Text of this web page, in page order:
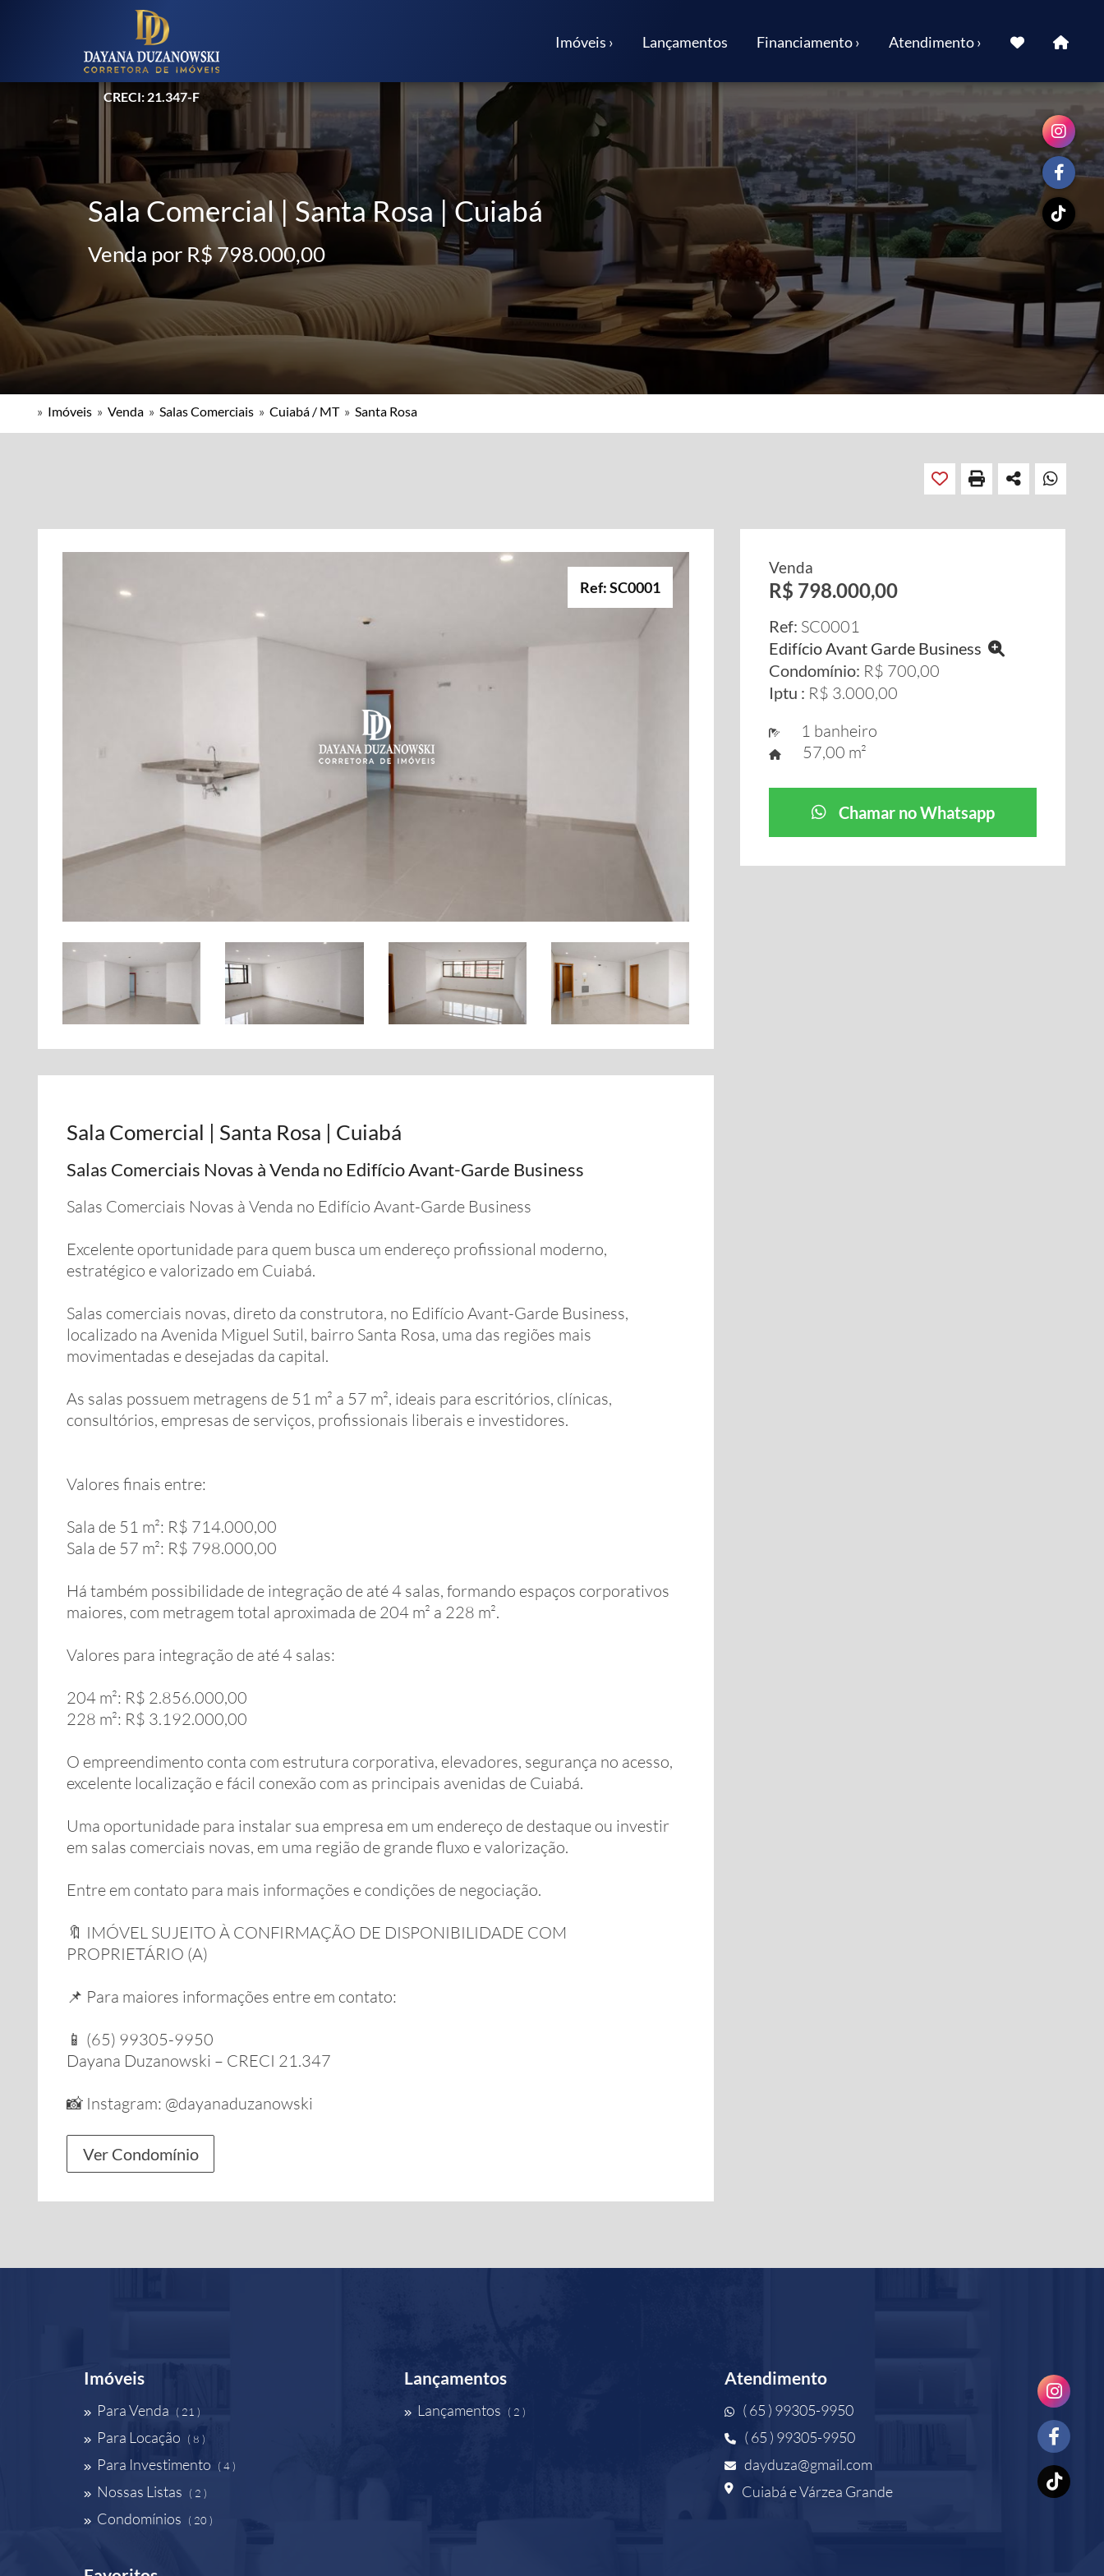
CRECI: 21.347-F
Imóveis › Lançamentos Financiamento › Atendimento ›
Sala Comercial | Santa Rosa | Cuiabá
Venda por R$ 798.000,00
» Imóveis » Venda » Salas Comerciais » Cuiabá / MT» Santa Rosa
Ref: SC0001
Sala Comercial | Santa Rosa | Cuiabá
Salas Comerciais Novas à Venda no Edifício Avant-Garde Business
Salas Comerciais Novas à Venda no Edifício Avant-Garde Business
Excelente oportunidade para quem busca um endereço profissional moderno,
estratégico e valorizado em Cuiabá.
Salas comerciais novas, direto da construtora, no Edifício Avant-Garde Business,
localizado na Avenida Miguel Sutil, bairro Santa Rosa, uma das regiões mais
movimentadas e desejadas da capital.
As salas possuem metragens de 51 m² a 57 m², ideais para escritórios, clínicas,
consultórios, empresas de serviços, profissionais liberais e investidores.
Valores finais entre:
Sala de 51 m²: R$ 714.000,00
Sala de 57 m²: R$ 798.000,00
Há também possibilidade de integração de até 4 salas, formando espaços corporativos
maiores, com metragem total aproximada de 204 m² a 228 m².
Valores para integração de até 4 salas:
204 m²: R$ 2.856.000,00
228 m²: R$ 3.192.000,00
O empreendimento conta com estrutura corporativa, elevadores, segurança no acesso,
excelente localização e fácil conexão com as principais avenidas de Cuiabá.
Uma oportunidade para instalar sua empresa em um endereço de destaque ou investir
em salas comerciais novas, em uma região de grande fluxo e valorização.
Entre em contato para mais informações e condições de negociação.
🔖 IMÓVEL SUJEITO À CONFIRMAÇÃO DE DISPONIBILIDADE COM
PROPRIETÁRIO (A)
📌 Para maiores informações entre em contato:
📱 (65) 99305-9950
Dayana Duzanowski – CRECI 21.347
📸 Instagram: @dayanaduzanowski
Ver Condomínio
Venda
R$ 798.000,00
Ref: SC0001
Edifício Avant Garde Business
Condomínio: R$ 700,00
Iptu : R$ 3.000,00
1 banheiro
57,00 m²
Chamar no Whatsapp
Imóveis
Para Venda ( 21 )
Para Locação ( 8 )
Para Investimento ( 4 )
Nossas Listas ( 2 )
Condomínios ( 20 )
Lançamentos
Lançamentos ( 2 )
Atendimento
( 65 ) 99305-9950
( 65 ) 99305-9950
dayduza@gmail.com
Cuiabá e Várzea Grande